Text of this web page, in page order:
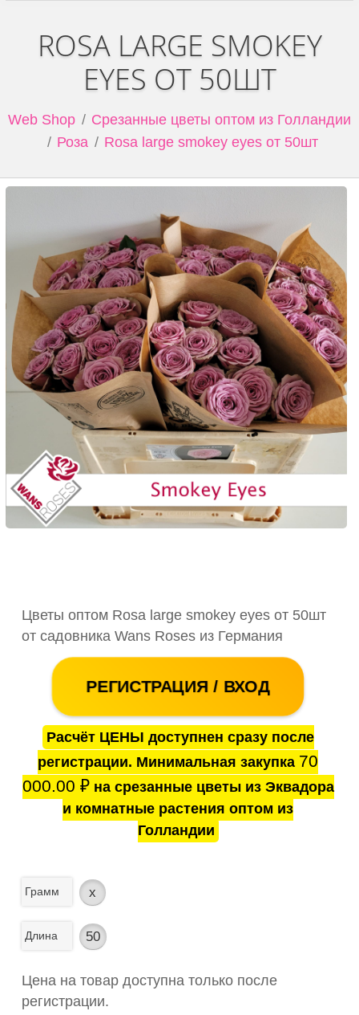
ROSA LARGE SMOKEY
EYES ОТ 50ШТ
Web Shop
Срезанные цветы оптом из Голландии
Роза
Rosa large smokey eyes от 50шт
Цветы оптом Rosa large smokey eyes от 50шт
от садовника Wans Roses из Германия
РЕГИСТРАЦИЯ / ВХОД
Расчёт ЦЕНЫ доступнен сразу после
регистрации. Минимальная закупка 70
000.00 ₽на срезанные цветы из Эквадора
и комнатные растения оптом из
Голландии
Грамм x
Длина 50
Цена на товар доступна только после
регистрации.